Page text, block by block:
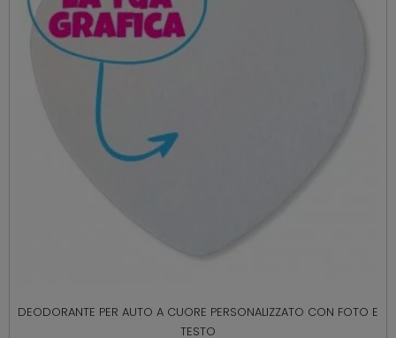
DEODORANTE PER AUTO A CUORE PERSONALIZZATO CON FOTO E
TESTO